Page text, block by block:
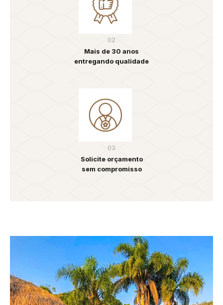
02
Mais de 30 anos
entregando qualidade
03
Solicite orçamento
sem compromisso